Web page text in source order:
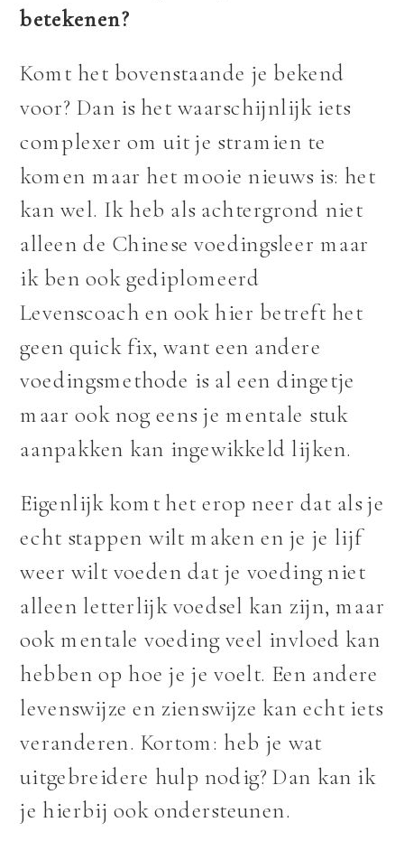
betekenen?
Komt het bovenstaande je bekend
voor? Dan is het waarschijnlijk iets
complexer om uit je stramien te
komen maar het mooie nieuws is: het
kan wel. Ik heb als achtergrond niet
alleen de Chinese voedingsleer maar
ik ben ook gediplomeerd
Levenscoach en ook hier betreft het
geen quick fix, want een andere
voedingsmethode is al een dingetje
maar ook nog eens je mentale stuk
aanpakken kan ingewikkeld lijken.
Eigenlijk komt het erop neer dat als je
echt stappen wilt maken en je je lijf
weer wilt voeden dat je voeding niet
alleen letterlijk voedsel kan zijn, maar
ook mentale voeding veel invloed kan
hebben op hoe je je voelt. Een andere
levenswijze en zienswijze kan echt iets
veranderen. Kortom: heb je wat
uitgebreidere hulp nodig? Dan kan ik
je hierbij ook ondersteunen.